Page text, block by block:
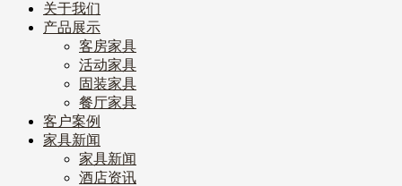
关于我们
产品展示
客房家具
活动家具
固装家具
餐厅家具
客户案例
家具新闻
家具新闻
酒店资讯